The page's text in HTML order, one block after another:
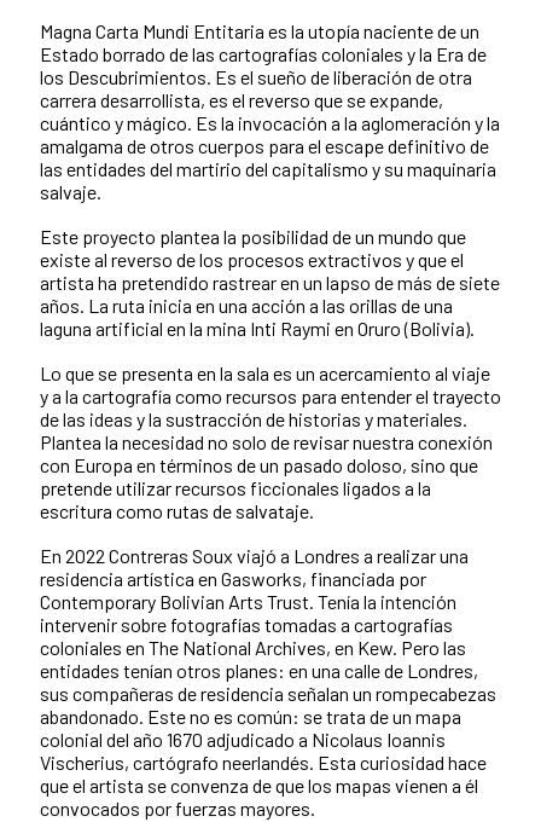
Magna Carta Mundi Entitaria es la utopía naciente de un
Estado borrado de las cartografías coloniales y la Era de
los Descubrimientos. Es el sueño de liberación de otra
carrera desarrollista, es el reverso que se expande,
cuántico y mágico. Es la invocación a la aglomeración y la
amalgama de otros cuerpos para el escape definitivo de
las entidades del martirio del capitalismo y su maquinaria
salvaje.
Este proyecto plantea la posibilidad de un mundo que
existe al reverso de los procesos extractivos y que el
artista ha pretendido rastrear en un lapso de más de siete
años. La ruta inicia en una acción a las orillas de una
laguna artificial en la mina Inti Raymi en Oruro (Bolivia).
Lo que se presenta en la sala es un acercamiento al viaje
y a la cartografía como recursos para entender el trayecto
de las ideas y la sustracción de historias y materiales.
Plantea la necesidad no solo de revisar nuestra conexión
con Europa en términos de un pasado doloso, sino que
pretende utilizar recursos ficcionales ligados a la
escritura como rutas de salvataje.
En 2022 Contreras Soux viajó a Londres a realizar una
residencia artística en Gasworks, financiada por
Contemporary Bolivian Arts Trust. Tenía la intención
intervenir sobre fotografías tomadas a cartografías
coloniales en The National Archives, en Kew. Pero las
entidades tenían otros planes: en una calle de Londres,
sus compañeras de residencia señalan un rompecabezas
abandonado. Este no es común: se trata de un mapa
colonial del año 1670 adjudicado a Nicolaus Ioannis
Vischerius, cartógrafo neerlandés. Esta curiosidad hace
que el artista se convenza de que los mapas vienen a él
convocados por fuerzas mayores.